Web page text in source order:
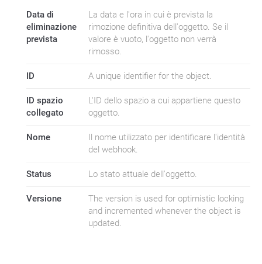
Data di
eliminazione
prevista
La data e l'ora in cui è prevista la
rimozione definitiva dell'oggetto. Se il
valore è vuoto, l'oggetto non verrà
rimosso.
ID A unique identifier for the object.
ID spazio
collegato
L'ID dello spazio a cui appartiene questo
oggetto.
Nome
Il nome utilizzato per identificare l'identità
del webhook.
Status Lo stato attuale dell'oggetto.
Versione
The version is used for optimistic locking
and incremented whenever the object is
updated.